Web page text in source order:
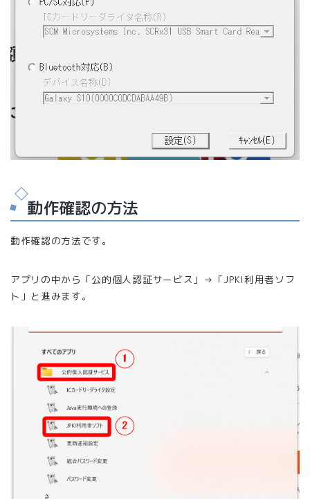
動作確認の方法
動作確認の方法です。
アプリの中から「公的個人認証サービス」→「JPKI利用者ソフ
ト」と進みます。